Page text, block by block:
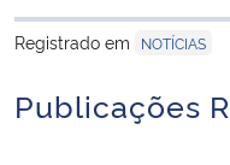
Controladoria-Geral da União
Ministério da Mulher, da Família
Registrado em
NOTÍCIAS
Publicações